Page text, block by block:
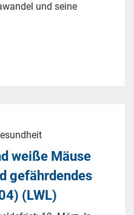
und seine
weiße Mäuse
gefährdendes
(LWL)